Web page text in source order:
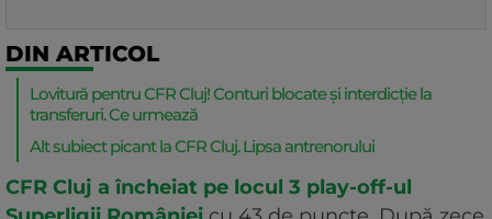
DIN ARTICOL
Lovitură pentru CFR Cluj! Conturi blocate și interdicție la
transferuri. Ce urmează
Alt subiect picant la CFR Cluj. Lipsa antrenorului
CFR Cluj a încheiat pe locul 3 play-off-ul